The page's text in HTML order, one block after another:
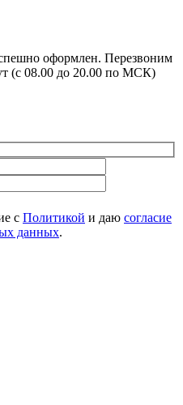
оформлен. Перезвоним
(с 08.00 до 20.00 по МСК)
с Политикой и даю согласие
данных.